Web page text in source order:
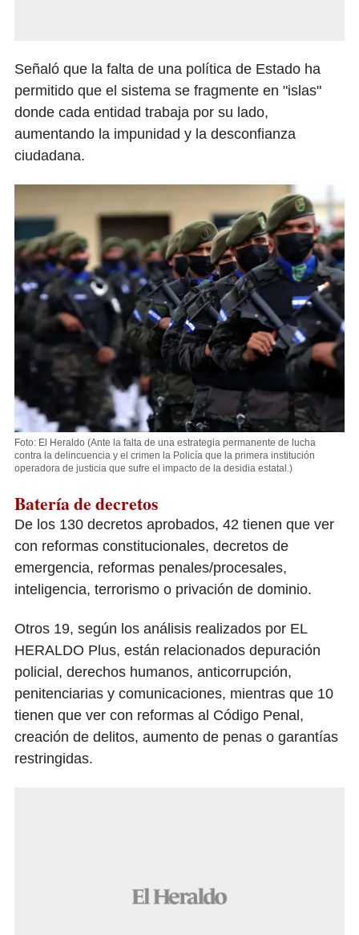
Señaló que la falta de una política de Estado ha
permitido que el sistema se fragmente en "islas"
donde cada entidad trabaja por su lado,
aumentando la impunidad y la desconfianza
ciudadana.
Foto: El Heraldo (Ante la falta de una estrategia permanente de lucha
contra la delincuencia y el crimen la Policía que la primera institución
operadora de justicia que sufre el impacto de la desidia estatal.)
Batería de decretos
De los 130 decretos aprobados, 42 tienen que ver
con reformas constitucionales, decretos de
emergencia, reformas penales/procesales,
inteligencia, terrorismo o privación de dominio.
Otros 19, según los análisis realizados por EL
HERALDO Plus, están relacionados depuración
policial, derechos humanos, anticorrupción,
penitenciarias y comunicaciones, mientras que 10
tienen que ver con reformas al Código Penal,
creación de delitos, aumento de penas o garantías
restringidas.